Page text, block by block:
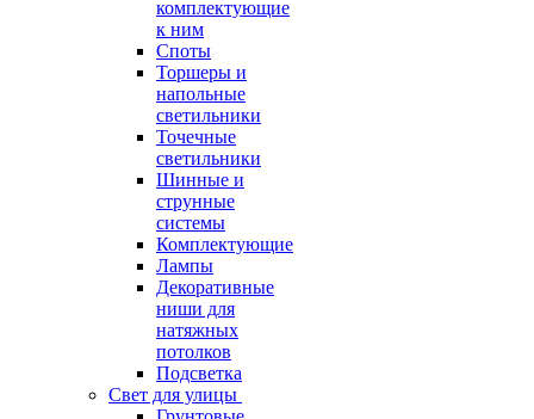
комплектующие
к ним
Споты
Торшеры и
напольные
светильники
Точечные
светильники
Шинные и
струнные
системы
Комплектующие
Лампы
Декоративные
ниши для
натяжных
потолков
Подсветка
Свет для улицы